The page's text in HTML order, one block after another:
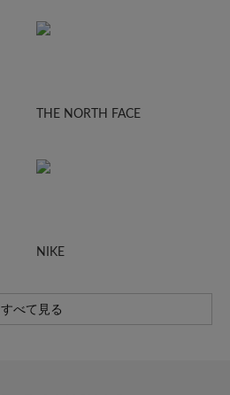
THE NORTH FACE
NIKE
すべて見る